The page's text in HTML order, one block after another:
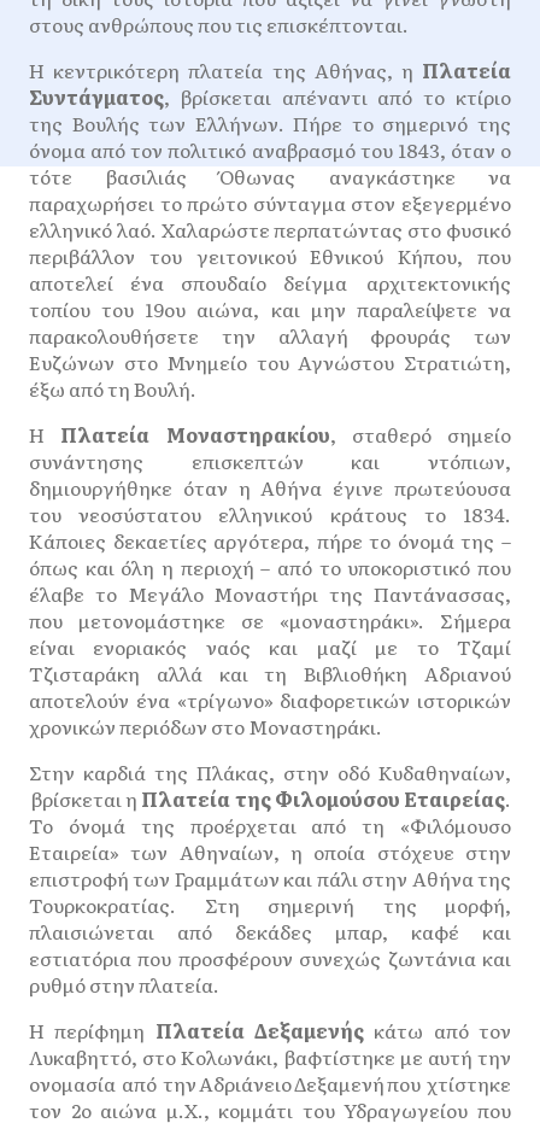
στους ανθρώπους που τις επισκέπτονται.
Η κεντρικότερη πλατεία της Αθήνας, η Πλατεία
Συντάγματος, βρίσκεται απέναντι από το κτίριο
της Βουλής των Ελλήνων. Πήρε το σημερινό της
όνομα από τον πολιτικό αναβρασμό του 1843, όταν ο
τότε βασιλιάς Όθωνας αναγκάστηκε να
παραχωρήσει το πρώτο σύνταγμα στον εξεγερμένο
ελληνικό λαό. Χαλαρώστε περπατώντας στο φυσικό
περιβάλλον του γειτονικού Εθνικού Κήπου, που
αποτελεί ένα σπουδαίο δείγμα αρχιτεκτονικής
τοπίου του 19ου αιώνα, και μην παραλείψετε να
παρακολουθήσετε την αλλαγή φρουράς των
Ευζώνων στο Μνημείο του Αγνώστου Στρατιώτη,
έξω από τη Βουλή.
Η Πλατεία Μοναστηρακίου, σταθερό σημείο
συνάντησης επισκεπτών και ντόπιων,
δημιουργήθηκε όταν η Αθήνα έγινε πρωτεύουσα
του νεοσύστατου ελληνικού κράτους το 1834.
Κάποιες δεκαετίες αργότερα, πήρε το όνομά της –
όπως και όλη η περιοχή – από το υποκοριστικό που
έλαβε το Μεγάλο Μοναστήρι της Παντάνασσας,
που μετονομάστηκε σε «μοναστηράκι». Σήμερα
είναι ενοριακός ναός και μαζί με το Τζαμί
Τζισταράκη αλλά και τη Βιβλιοθήκη Αδριανού
αποτελούν ένα «τρίγωνο» διαφορετικών ιστορικών
χρονικών περιόδων στο Μοναστηράκι.
Στην καρδιά της Πλάκας, στην οδό Κυδαθηναίων,
βρίσκεται η Πλατεία της Φιλομούσου Εταιρείας.
Το όνομά της προέρχεται από τη «Φιλόμουσο
Εταιρεία» των Αθηναίων, η οποία στόχευε στην
επιστροφή των Γραμμάτων και πάλι στην Αθήνα της
Τουρκοκρατίας. Στη σημερινή της μορφή,
πλαισιώνεται από δεκάδες μπαρ, καφέ και
εστιατόρια που προσφέρουν συνεχώς ζωντάνια και
ρυθμό στην πλατεία.
Η περίφημη Πλατεία Δεξαμενής κάτω από τον
Λυκαβηττό, στο Κολωνάκι, βαφτίστηκε με αυτή την
ονομασία από την Αδριάνειο Δεξαμενή που χτίστηκε
τον 2ο αιώνα μ.Χ., κομμάτι του Υδραγωγείου που